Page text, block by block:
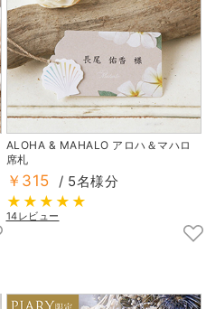
ALOHA & MAHALO アロハ＆マハロ
席札
￥315 / 5名様分
14レビュー